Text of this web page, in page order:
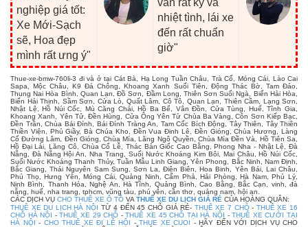
nghiệp giá tốt:
Xe Mới-Sạch
sẽ, Hoa đẹp
mình rất ưng ý"
nhiệt tình, lái xe
đến rất chuẩn
giờ"
Thue-xe-bmw-760li-3 đi và ở tại Cát Bà, Hạ Long Tuần Châu, Trà Cổ, Móng Cái, Lào Cai
Sapa, Mộc Châu, K9 Đá Chông, Khoang Xanh Suối Tiên, Động Thác Bờ, Tam Đảo,
Thung Nai Hòa Bình, Quan Lạn, Đồ Sơn, Đầm Long, Thiên Sơn Suối Ngà, Biển Hải Hòa,
Biển Hải Thịnh, Sầm Sơn, Cửa Lò, Quất Lâm, Cô Tô, Quan Lạn, Thiên Cầm, Lạng Sơn,
Nhật Lệ, Hồ Núi Cốc, Mù Căng Chải, Hồ Ba Bể, Vân Đồn, Cửa Tùng, Huế, Tĩnh Gia,
Khoang Xanh, Yên Tử, Đền Hùng, Cửa Ông Yên Tử Chùa Ba Vàng, Côn Sơn Kiếp Bạc,
Đền Trần, Chùa Bái Đính, Bái Đính Tràng An, Tam Cốc Bích Động, Tây Thiên, Tây Thiên
Thiền Viện, Phủ Giầy, Bà Chúa Kho, Đền Vua Đinh Lê, Đền Gióng, Chùa Hương, Làng
Cổ Đường Lâm, Đền Gióng, Chùa Mía, Lăng Ngô Quyền, Chùa Mía Đền Và, Hồ Tiên Sa,
Hồ Đại Lải, Lăng Cô, Chùa Cổ Lễ, Thác Bản Giốc Cao Bằng, Phong Nha - Nhật Lệ, Đà
Nẵng, Đà Nẵng Hội An, Nha Trang, Suối Nước Khoáng Kim Bôi, Mai Châu, Hồ Núi Cốc,
Suối Nước Khoáng Thanh Thủy, Tuần Mẫu Linh Giang, Yên Phong, Bắc Ninh, Nam Định,
Bắc Giang, Thái Nguyên Sam Sung, Sơn La, Điện Biên, Hoa Binh, Yên Bái, Lai Châu,
Phú Thọ, Hưng Yên, Móng Cái, Quảng Ninh, Cẩm Phả, Hải Phòng, Hà Nam, Phủ Lý,
Ninh Bình, Thanh Hóa, Nghệ An, Hà Tĩnh, Quảng Bình, Cao Bằng, Bắc Cạn, vinh, đà
nẵng, huế, nha trang, tphcm, vũng tàu, phú yên, cần thơ, quảng nam, hội an.
CÁC DỊCH VỤ CHO THUÊ XE Ô TÔ VA THUÊ XE DU LỊCH GIÁ RẺ CỦA HOÀNG QUÂN:
THUÊ XE DU LỊCH HÀ NỘI TỪ 4 ĐẾN 45 CHỖ GIÁ RẺ- THUÊ XE 7 CHỖ- THUÊ XE 16
CHỖ HÀ NỘI -THUÊ XE 29 CHỖ -THUÊ XE 45 CHỖ TẠI HÀ NỘI -THUÊ XE CƯỚI TẠI
HÀ NỘI - CHO THUÊ XE ĐI LỄ HỘI -THUE XE CUOI - HÃY ĐẾN VỚI DỊCH VỤ CHO